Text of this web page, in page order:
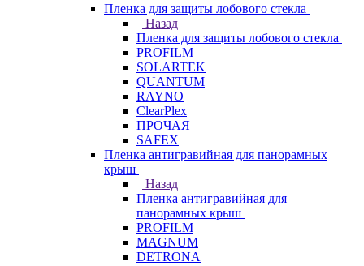
Пленка для защиты лобового стекла
Назад
Пленка для защиты лобового стекла
PROFILM
SOLARTEK
QUANTUM
RAYNO
ClearPlex
ПРОЧАЯ
SAFEX
Пленка антигравийная для панорамных
крыш
Назад
Пленка антигравийная для
панорамных крыш
PROFILM
MAGNUM
DETRONA